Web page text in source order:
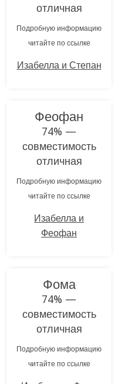
отличная
Подробную информацию
читайте по ссылке
Изабелла и Степан
Феофан
74% —
совместимость
отличная
Подробную информацию
читайте по ссылке
Изабелла и
Феофан
Фома
74% —
совместимость
отличная
Подробную информацию
читайте по ссылке